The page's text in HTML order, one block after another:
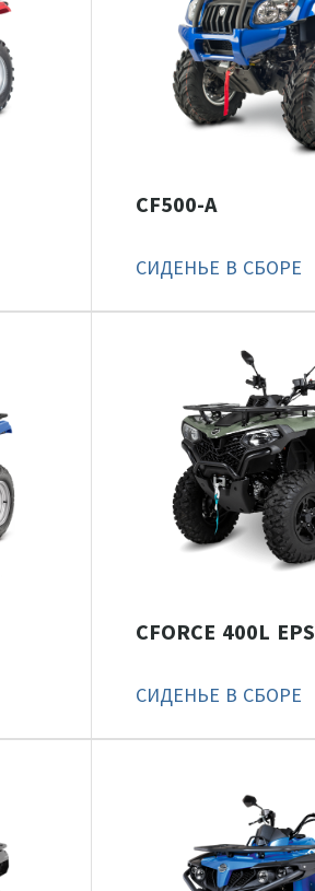
CF500-A
СИДЕНЬЕ В СБОРЕ
CFORCE 400L EPS
СИДЕНЬЕ В СБОРЕ